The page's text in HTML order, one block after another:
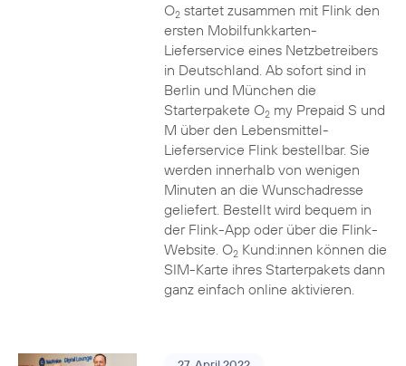
O2startet zusammen mit Flink den
ersten Mobilfunkkarten-
Lieferservice eines Netzbetreibers
in Deutschland. Ab sofort sind in
Berlin und München die
Starterpakete O2my Prepaid S und
M über den Lebensmittel-
Lieferservice Flink bestellbar. Sie
werden innerhalb von wenigen
Minuten an die Wunschadresse
geliefert. Bestellt wird bequem in
der Flink-App oder über die Flink-
Website. O2Kund:innen können die
SIM-Karte ihres Starterpakets dann
ganz einfach online aktivieren.